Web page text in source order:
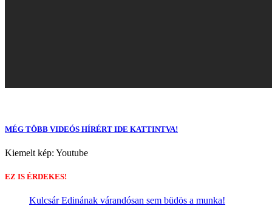
MÉG TÖBB VIDEÓS HÍRÉRT IDE KATTINTVA!
Kiemelt kép: Youtube
EZ IS ÉRDEKES!
Kulcsár Edinának várandósan sem büdös a munka!